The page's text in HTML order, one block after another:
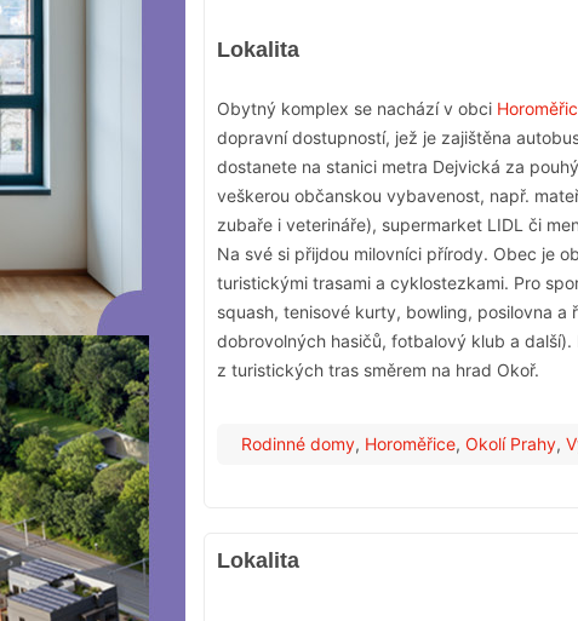
Lokalita
Obytný komplex se nachází v obci
dopravní dostupností, jež je zajištěna
dostanete na stanici metra Dejvická za
veškerou občanskou vybavenost, např.
zubaře i veterináře), supermarket LIDL či
Na své si přijdou milovníci přírody. Obec je
turistickými trasami a cyklostezkami. Pro
squash, tenisové kurty, bowling, posilovna
dobrovolných hasičů, fotbalový klub a
z turistických tras směrem na hrad Okoř.
Rodinné domy, Horoměřice, Okolí Prahy,
Lokalita